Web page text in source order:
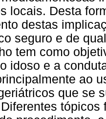
locais. Desta
destas
seguro e de
tem como
idoso e a
ao
que se
tópicos